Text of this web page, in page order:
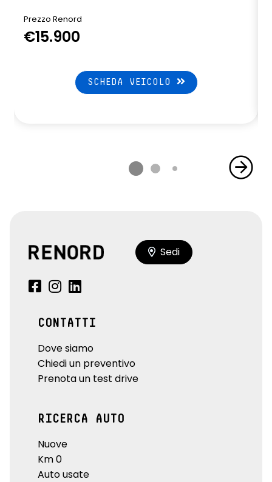
Prezzo Renord
€15.900
SCHEDA VEICOLO
Sedi
CONTATTI
Dove siamo
Chiedi un preventivo
Prenota un test drive
RICERCA AUTO
Nuove
Km 0
Auto usate